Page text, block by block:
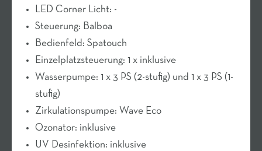
LED Corner Licht: -
Steuerung: Balboa
Bedienfeld: Spatouch
Einzelplatzsteuerung: 1 x inklusive
Wasserpumpe: 1 x 3 PS (2-stufig) und 1 x 3 PS (1-
stufig)
Zirkulationspumpe: Wave Eco
Ozonator: inklusive
UV Desinfektion: inklusive